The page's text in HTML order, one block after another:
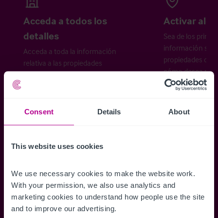
Consent Details About
This website uses cookies
We use necessary cookies to make the website work.
With your permission, we also use analytics and
marketing cookies to understand how people use the site
and to improve our advertising.
Acceda a todos los
detalles
Acceda a toda la información
relativa a las propiedades
disponibles, mapas de ubicación,
Activar
Sea de los
información
propiedades
cómo desea